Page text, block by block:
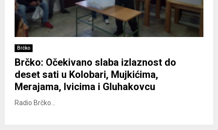
Brčko
Brčko: Očekivano slaba izlaznost do
deset sati u Kolobari, Mujkićima,
Merajama, Ivicima i Gluhakovcu
Radio Brčko...